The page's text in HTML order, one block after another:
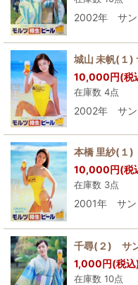
2002年 サン
城山 未帆(１
10,000円(税
在庫数 4点
2002年 サン
本橋 里紗(１
10,000円(税
在庫数 3点
2001年 サン
千尋(２) サ
1,000円(税込
在庫数 10点